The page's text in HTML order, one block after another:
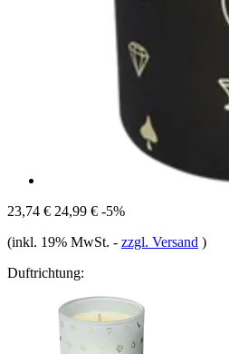
23,74 € 24,99 € -5%
(inkl. 19% MwSt. - zzgl. Versand )
Duftrichtung: